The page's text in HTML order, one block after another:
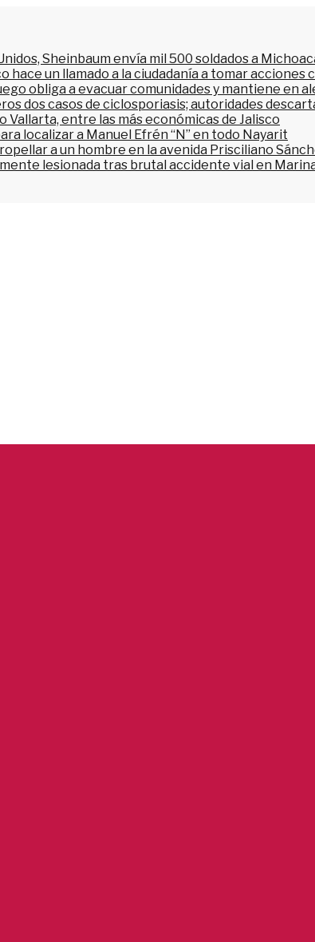
Sheinbaum envía mil 500 soldados a
hace un llamado a la ciudadanía a tomar
obliga a evacuar comunidades y mantiene en
dos casos de ciclosporiasis; autoridades
Vallarta, entre las más económicas de Jalisco
localizar a Manuel Efrén “N” en todo Nayarit
a un hombre en la avenida Prisciliano
lesionada tras brutal accidente vial en